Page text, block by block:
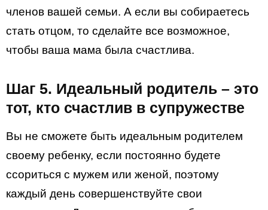
членов вашей семьи. А если вы собираетесь
стать отцом, то сделайте все возможное,
чтобы ваша мама была счастлива.
Шаг 5. Идеальный родитель – это
тот, кто счастлив в супружестве
Вы не сможете быть идеальным родителем
своему ребенку, если постоянно будете
ссориться с мужем или женой, поэтому
каждый день совершенствуйте свои